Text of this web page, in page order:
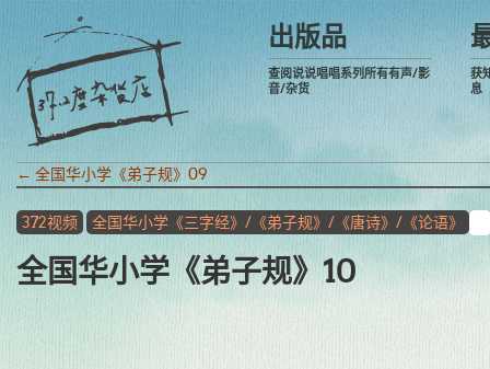
出版品
查阅说说唱唱系列所有有声/影
音/杂货
获
息
← 全国华小学《弟子规》09
372视频 全国华小学《三字经》/《弟子规》/《唐诗》/《论语》
全国华小学《弟子规》10